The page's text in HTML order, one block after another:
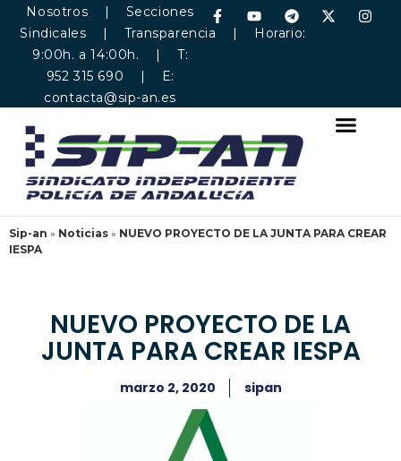
Nosotros | Secciones
Sindicales | Transparencia | Horario:
9:00h. a 14:00h. | T:
952 315 690 | E:
contacta@sip-an.es
Sip-an » Noticias » NUEVO PROYECTO DE LA JUNTA PARA CREAR
IESPA
NUEVO PROYECTO DE LA
JUNTA PARA CREAR IESPA
marzo 2, 2020 sipan